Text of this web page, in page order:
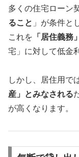
多くの住宅ローン
ること 」が条件と
これを 「居住義務」
宅」に対して低金
しかし、居住用で
産」とみなされる
が高くなります。